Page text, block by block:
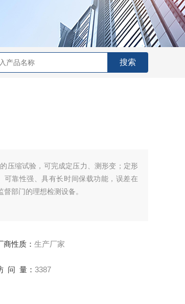
压缩试验，可完成定压力、测形变；定形
靠性强、具有长时间保载功能，误差在
部门的理想检测设备。
商性质： 生产厂家
问 量： 3387